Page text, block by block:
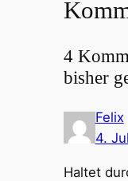
4
bisher
Felix
4.
Haltet